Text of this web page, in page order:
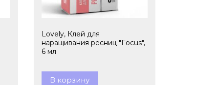
Lovely, Клей для
наращивания ресниц "Focus",
6 мл
В корзину